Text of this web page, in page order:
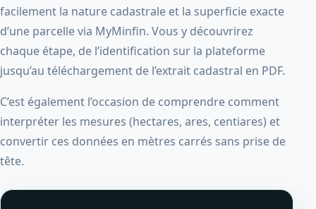
facilement la nature cadastrale et la superficie exacte
d’une parcelle via MyMinfin. Vous y découvrirez
chaque étape, de l’identification sur la plateforme
jusqu’au téléchargement de l’extrait cadastral en PDF.
C’est également l’occasion de comprendre comment
interpréter les mesures (hectares, ares, centiares) et
convertir ces données en mètres carrés sans prise de
tête.